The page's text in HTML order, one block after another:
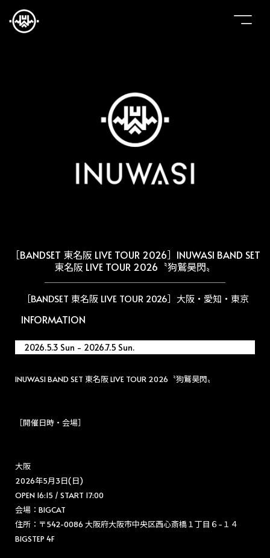
［BANDSET 東名阪 LIVE TOUR 2026］INUWASI BAND SET
東名阪 LIVE TOUR 2026〝狗鷲昊閃〟
［BANDSET 東名阪 LIVE TOUR 2026］大阪・愛知・東京
INFORMATION
2026.5.3 Sun - 2026.7.5 Sun.
INUWASI BAND SET 東名阪 LIVE TOUR 2026〝狗鷲昊閃〟
［開催日時・会場］
大阪
2026年5月3日(日)
OPEN 16:15 / START 17:00
会場：BIGCAT
住所：〒542-0086 大阪府大阪市中央区西心斎橋１丁目６−１４
BIGSTEP 4F